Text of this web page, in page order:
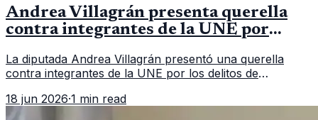
Andrea Villagrán presenta querella
contra integrantes de la UNE por
La diputada Andrea Villagrán presentó una querella
contra integrantes de la UNE por los delitos de
18 jun 2026·1 min read